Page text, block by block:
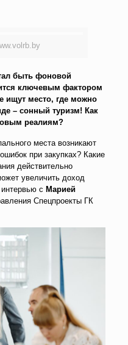
быть фоновой
ключевым фактором
ищут место, где можно
– сонный туризм! Как
реалиям?
места возникают
при закупках? Какие
действительно
увеличить доход
с Марией
Спецпроекты ГК